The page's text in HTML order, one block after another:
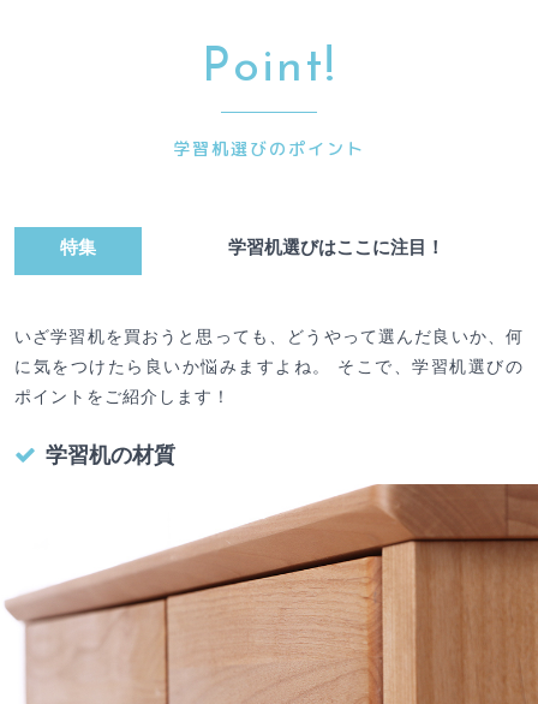
Point!
学習机選びのポイント
特集 学習机選びはここに注目！
いざ学習机を買おうと思っても、どうやって選んだ良いか、何
に気をつけたら良いか悩みますよね。 そこで、学習机選びの
ポイントをご紹介します！
学習机の材質